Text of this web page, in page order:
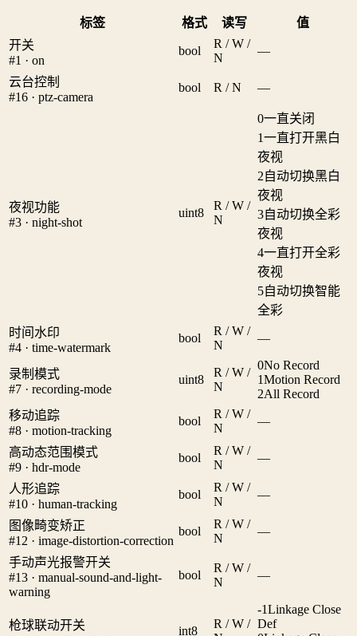
标签 格式 读写
值
开关
#1 · on
bool
R / W /
N
—
云台控制
#16 · ptz-camera
bool R / N —
夜视功能
#3 · night-shot
uint8
R / W /
N
0一直关闭
1一直打开黑白
夜视
2自动切换黑白
夜视
3自动切换全彩
夜视
4一直打开全彩
夜视
5自动切换智能
全彩
时间水印
#4 · time-watermark
bool
R / W /
N
—
录制模式
#7 · recording-mode
uint8
R / W /
N
0No Record
1Motion Record
2All Record
移动追踪
#8 · motion-tracking
bool
R / W /
N
—
高动态范围模式
#9 · hdr-mode
bool
R / W /
N
—
人形追踪
#10 · human-tracking
bool
R / W /
N
—
图像畸变矫正
#12 · image-distortion-correction
bool
R / W /
N
—
手动声光报警开关
#13 · manual-sound-and-light-
warning
bool
R / W /
N
—
枪球联动开关
int8
R / W /
-1Linkage Close
Def